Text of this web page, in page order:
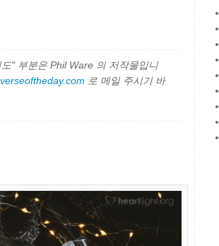
" 부분은 Phil Ware 의 저작물입니
로 메일 주시기 바